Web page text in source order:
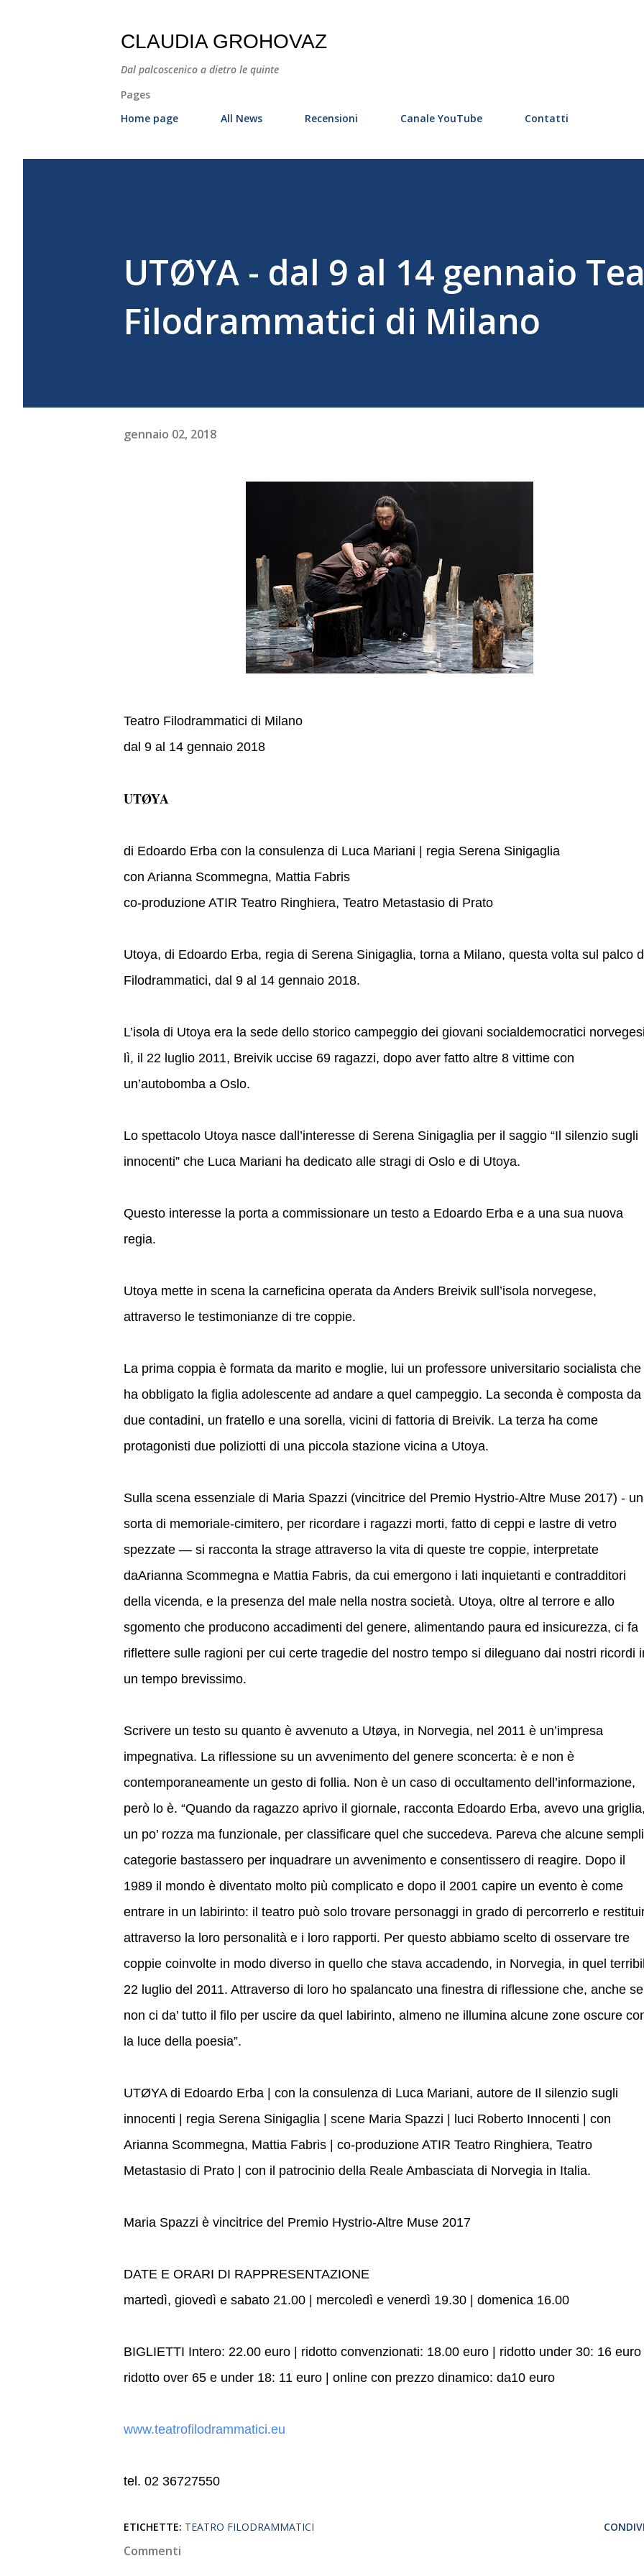
CLAUDIA GROHOVAZ
Dal palcoscenico a dietro le quinte
Pages
Home page
All News Recensioni Canale YouTube Contatti
UTØYA - dal 9 al 14 gennaio
Filodrammatici di Milano
gennaio 02, 2018
Teatro Filodrammatici di Milano
dal 9 al 14 gennaio 2018
UTØYA
di Edoardo Erba con la consulenza di Luca Mariani | regia Serena Sinigaglia
con Arianna Scommegna, Mattia Fabris
co-produzione ATIR Teatro Ringhiera, Teatro Metastasio di Prato
Utoya, di Edoardo Erba, regia di Serena Sinigaglia, torna a Milano, questa volta sul palco
Filodrammatici, dal 9 al 14 gennaio 2018.
L’isola di Utoya era la sede dello storico campeggio dei giovani socialdemocratici
lì, il 22 luglio 2011, Breivik uccise 69 ragazzi, dopo aver fatto altre 8 vittime con
un’autobomba a Oslo.
Lo spettacolo Utoya nasce dall’interesse di Serena Sinigaglia per il saggio “Il silenzio sugli
innocenti” che Luca Mariani ha dedicato alle stragi di Oslo e di Utoya.
Questo interesse la porta a commissionare un testo a Edoardo Erba e a una sua nuova
regia.
Utoya mette in scena la carneficina operata da Anders Breivik sull’isola norvegese,
attraverso le testimonianze di tre coppie.
La prima coppia è formata da marito e moglie, lui un professore universitario socialista che
ha obbligato la figlia adolescente ad andare a quel campeggio. La seconda è composta da
due contadini, un fratello e una sorella, vicini di fattoria di Breivik. La terza ha come
protagonisti due poliziotti di una piccola stazione vicina a Utoya.
Sulla scena essenziale di Maria Spazzi (vincitrice del Premio Hystrio-Altre Muse 2017) -
sorta di memoriale-cimitero, per ricordare i ragazzi morti, fatto di ceppi e lastre di vetro
spezzate — si racconta la strage attraverso la vita di queste tre coppie, interpretate
daArianna Scommegna e Mattia Fabris, da cui emergono i lati inquietanti e contradditori
della vicenda, e la presenza del male nella nostra società. Utoya, oltre al terrore e allo
sgomento che producono accadimenti del genere, alimentando paura ed insicurezza, ci fa
riflettere sulle ragioni per cui certe tragedie del nostro tempo si dileguano dai nostri ricordi
un tempo brevissimo.
Scrivere un testo su quanto è avvenuto a Utøya, in Norvegia, nel 2011 è un’impresa
impegnativa. La riflessione su un avvenimento del genere sconcerta: è e non è
contemporaneamente un gesto di follia. Non è un caso di occultamento dell’informazione,
però lo è. “Quando da ragazzo aprivo il giornale, racconta Edoardo Erba, avevo una
un po’ rozza ma funzionale, per classificare quel che succedeva. Pareva che alcune
categorie bastassero per inquadrare un avvenimento e consentissero di reagire. Dopo il
1989 il mondo è diventato molto più complicato e dopo il 2001 capire un evento è come
entrare in un labirinto: il teatro può solo trovare personaggi in grado di percorrerlo e
attraverso la loro personalità e i loro rapporti. Per questo abbiamo scelto di osservare tre
coppie coinvolte in modo diverso in quello che stava accadendo, in Norvegia, in quel
22 luglio del 2011. Attraverso di loro ho spalancato una finestra di riflessione che, anche se
non ci da’ tutto il filo per uscire da quel labirinto, almeno ne illumina alcune zone oscure
la luce della poesia”.
UTØYA di Edoardo Erba | con la consulenza di Luca Mariani, autore de Il silenzio sugli
innocenti | regia Serena Sinigaglia | scene Maria Spazzi | luci Roberto Innocenti | con
Arianna Scommegna, Mattia Fabris | co-produzione ATIR Teatro Ringhiera, Teatro
Metastasio di Prato | con il patrocinio della Reale Ambasciata di Norvegia in Italia.
Maria Spazzi è vincitrice del Premio Hystrio-Altre Muse 2017
DATE E ORARI DI RAPPRESENTAZIONE
martedì, giovedì e sabato 21.00 | mercoledì e venerdì 19.30 | domenica 16.00
BIGLIETTI Intero: 22.00 euro | ridotto convenzionati: 18.00 euro | ridotto under 30: 16 euro
ridotto over 65 e under 18: 11 euro | online con prezzo dinamico: da10 euro
www.teatrofilodrammatici.eu
tel. 02 36727550
ETICHETTE: TEATRO FILODRAMMATICI
Commenti